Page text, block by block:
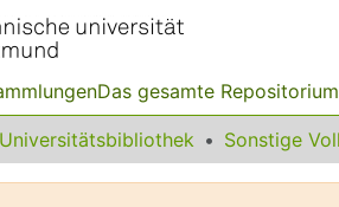
Das gesamte Repositorium
Universitätsbibliothek